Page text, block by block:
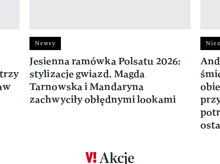
Newsy
Jesienna ramówka Polsatu 2026:
stylizacje gwiazd. Magda
Tarnowska i Mandaryna
zachwyciły obłędnymi lookami
Akcje